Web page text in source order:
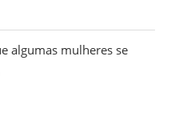
algumas mulheres se